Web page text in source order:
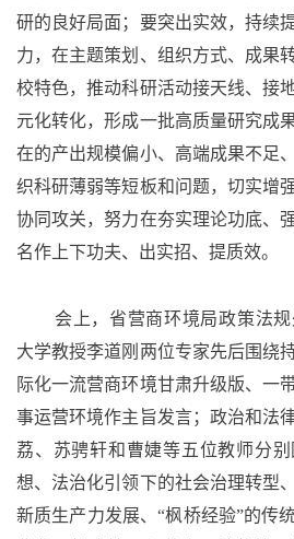
研的良好局面；要突出实效，持续
力，在主题策划、组织方式、成果
校特色，推动科研活动接天线、接
元化转化，形成一批高质量研究成
在的产出规模偏小、高端成果不足
织科研薄弱等短板和问题，切实增
协同攻关，努力在夯实理论功底、
名作上下功夫、出实招、提质效。
会上，省营商环境局政策法
大学教授李道刚两位专家先后围绕
际化一流营商环境甘肃升级版、一
事运营环境作主旨发言；政治和法
荔、苏骋轩和曹婕等五位教师分
想、法治化引领下的社会治理转型
新质生产力发展、“枫桥经验”的传